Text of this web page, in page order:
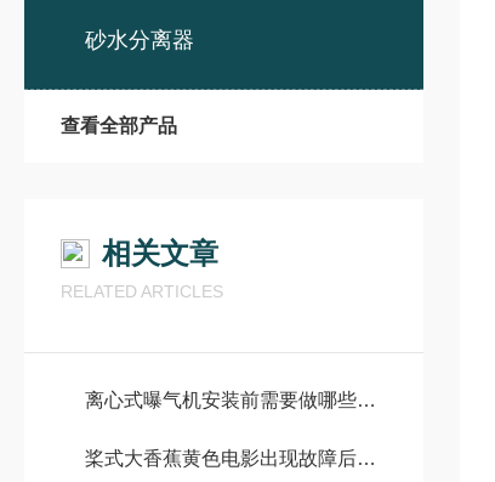
砂水分离器
查看全部产品
相关文章
RELATED ARTICLES
离心式曝气机安装前需要做哪些准备工作？
桨式大香蕉黄色电影出现故障后排查的方法